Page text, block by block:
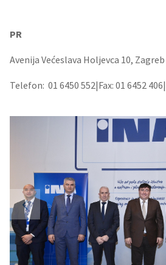
PR
Avenija Većeslava Holjevca 10, Zagreb
Telefon: 01 6450 552|Fax: 01 6452